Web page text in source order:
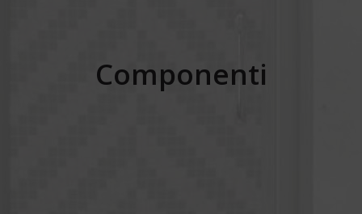
Componenti